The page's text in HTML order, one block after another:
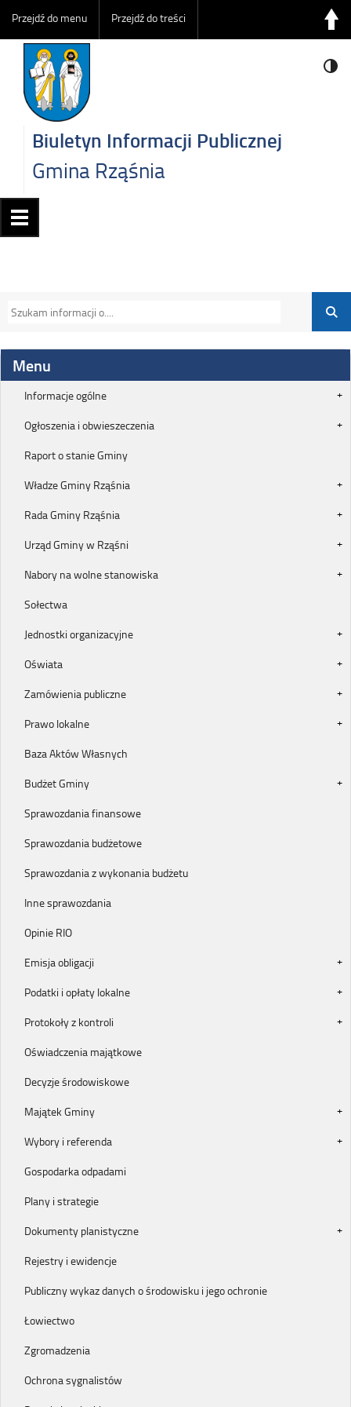
Przejdź do menu Przejdź do treści
Biuletyn Informacji Publicznej
Gmina Rząśnia
Menu
Informacje ogólne
Ogłoszenia i obwieszeczenia
Raport o stanie Gminy
Władze Gminy Rząśnia
Rada Gminy Rząśnia
Urząd Gminy w Rząśni
Nabory na wolne stanowiska
Sołectwa
Jednostki organizacyjne
Oświata
Zamówienia publiczne
Prawo lokalne
Baza Aktów Własnych
Budżet Gminy
Sprawozdania finansowe
Sprawozdania budżetowe
Sprawozdania z wykonania budżetu
Inne sprawozdania
Opinie RIO
Emisja obligacji
Podatki i opłaty lokalne
Protokoły z kontroli
Oświadczenia majątkowe
Decyzje środowiskowe
Majątek Gminy
Wybory i referenda
Gospodarka odpadami
Plany i strategie
Dokumenty planistyczne
Rejestry i ewidencje
Publiczny wykaz danych o środowisku i jego ochronie
Łowiectwo
Zgromadzenia
Ochrona sygnalistów